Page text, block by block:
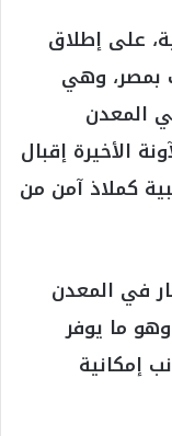
على إطلاق
وهي
المعدن
الأخيرة إقبال
كملاذ آمن من
في المعدن
ما يوفر
إمكانية